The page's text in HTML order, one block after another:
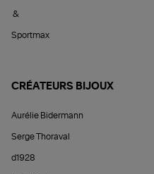
&
Sportmax
CRÉATEURS BIJOUX
Aurélie Bidermann
Serge Thoraval
d1928